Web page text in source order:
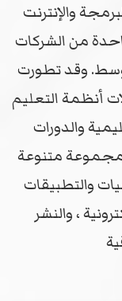
والإنترنت
من الشركات
وقد تطورت
أنظمة التعليم
والدورات
مجموعة متنوعة
والتطبيقات
، والنشر